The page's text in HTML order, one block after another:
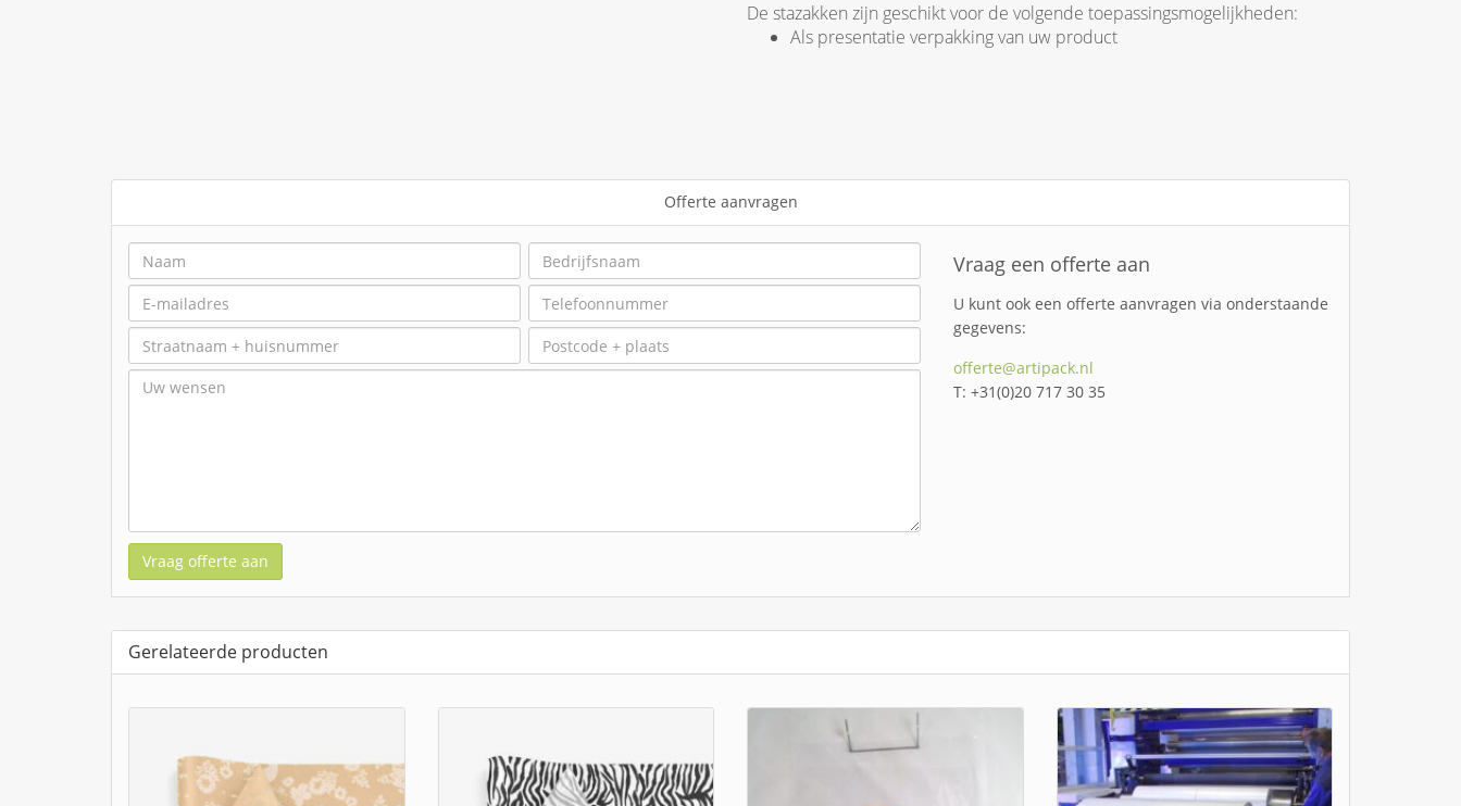
De stazakken zijn geschikt voor de volgende toepassingsmogelijkheden:
Als presentatie verpakking van uw product
Offerte aanvragen
Vraag offerte aan
Vraag een offerte aan
U kunt ook een offerte aanvragen via onderstaande
gegevens:
offerte@artipack.nl
T: +31(0)20 717 30 35
Gerelateerde producten